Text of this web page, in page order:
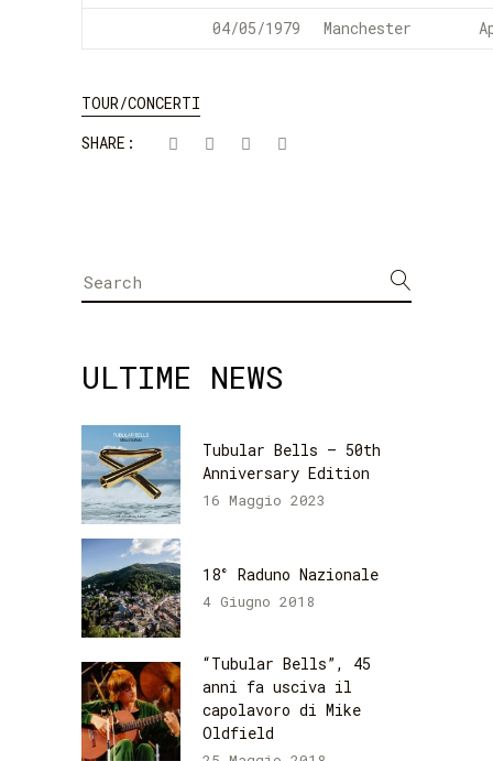
04/05/1979
Manchester
TOUR/CONCERTI
SHARE:
Search
for:
ULTIME NEWS
Tubular Bells – 50th
Anniversary Edition
16 Maggio 2023
18° Raduno Nazionale
4 Giugno 2018
“Tubular Bells”, 45
anni fa usciva il
capolavoro di Mike
Oldfield